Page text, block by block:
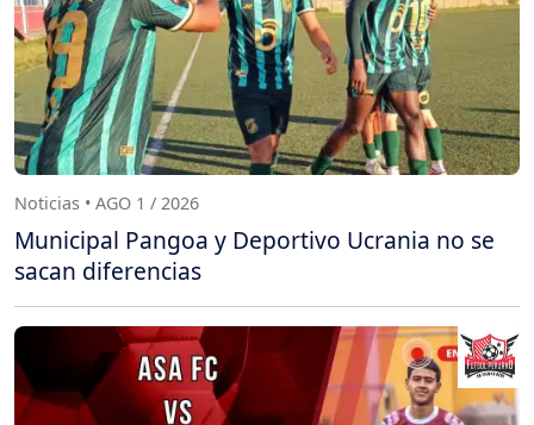
Noticias • AGO 1 / 2026
Municipal Pangoa y Deportivo Ucrania no se
sacan diferencias